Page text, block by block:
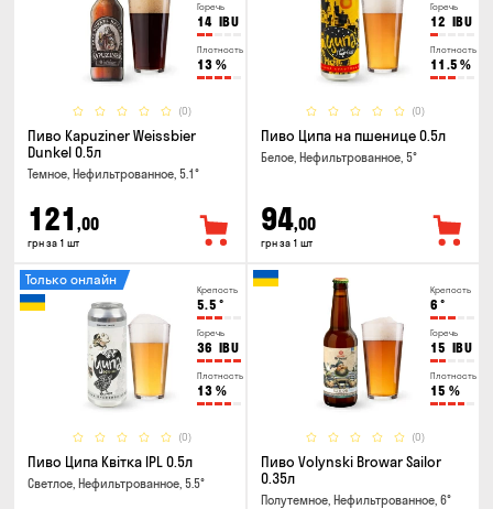
Горечь
14 IBU
Плотность
13 %
(0)
Пиво Kapuziner Weissbier
Dunkel 0.5л
Темное, Нефильтрованное, 5.1°
121 ,00
грн за 1 шт
Горечь
12 IBU
Плотность
11.5 %
(0)
Пиво Ципа на пшенице 0.5л
Белое, Нефильтрованное, 5°
94,00
грн за 1 шт
Крепость
5.5 °
Горечь
36 IBU
Плотность
13 %
(0)
Только онлайн
Пиво Ципа Квітка IPL 0.5л
Светлое, Нефильтрованное, 5.5°
Крепость
6 °
Горечь
15 IBU
Плотность
15 %
(0)
Пиво Volynski Browar Sailor
0.35л
Полутемное, Нефильтрованное, 6°